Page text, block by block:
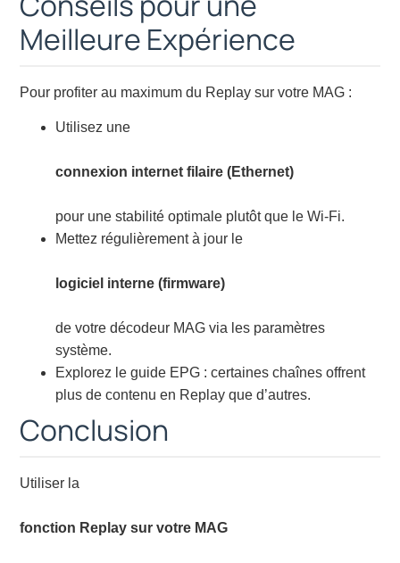
Meilleure Expérience
Pour profiter au maximum du Replay sur votre MAG :
Utilisez une
connexion internet filaire (Ethernet)
pour une stabilité optimale plutôt que le Wi-Fi.
Mettez régulièrement à jour le
logiciel interne (firmware)
de votre décodeur MAG via les paramètres
système.
Explorez le guide EPG : certaines chaînes offrent
plus de contenu en Replay que d’autres.
Conclusion
Utiliser la
fonction Replay sur votre MAG